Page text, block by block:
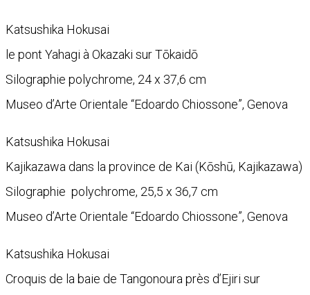
Katsushika Hokusai
le pont Yahagi à Okazaki sur Tōkaidō
Silographie polychrome, 24 x 37,6 cm
Museo d’Arte Orientale “Edoardo Chiossone”, Genova
Katsushika Hokusai
Kajikazawa dans la province de Kai (Kōshū, Kajikazawa)
Silographie polychrome, 25,5 x 36,7 cm
Museo d’Arte Orientale “Edoardo Chiossone”, Genova
Katsushika Hokusai
Croquis de la baie de Tangonoura près d’Ejiri sur